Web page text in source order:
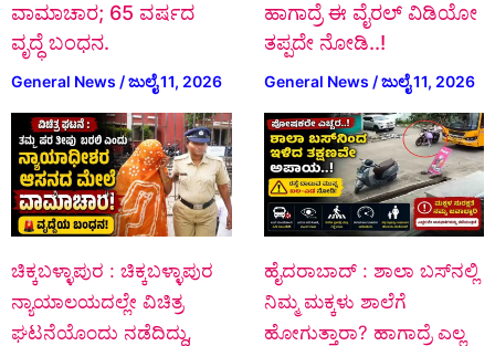
ವಾಮಾಚಾರ; 65 ವರ್ಷದ
ವೃದ್ಧೆ ಬಂಧನ.
General News /ಜುಲೈ 11, 2026
ಚಿಕ್ಕಬಳ್ಳಾಪುರ : ಚಿಕ್ಕಬಳ್ಳಾಪುರ
ನ್ಯಾಯಾಲಯದಲ್ಲೇ ವಿಚಿತ್ರ
ಘಟನೆಯೊಂದು ನಡೆದಿದ್ದು,
ಹಾಗಾದ್ರೆ ಈ ವೈರಲ್ ವಿಡಿಯೋ
ತಪ್ಪದೇ ನೋಡಿ..!
General News /ಜುಲೈ 11, 2026
ಹೈದರಾಬಾದ್ : ಶಾಲಾ ಬಸ್‌ನಲ್ಲಿ
ನಿಮ್ಮ ಮಕ್ಕಳು ಶಾಲೆಗೆ
ಹೋಗುತ್ತಾರಾ? ಹಾಗಾದ್ರೆ ಎಲ್ಲ